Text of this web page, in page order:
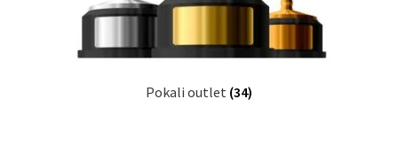
Pokali outlet (34)